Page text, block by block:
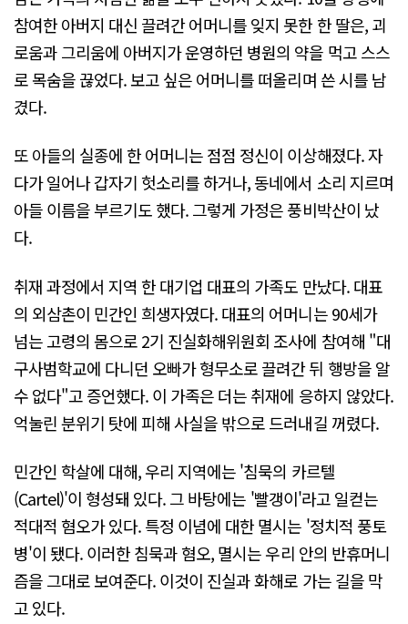
참여한 아버지 대신 끌려간 어머니를 잊지 못한 한 딸은, 괴
로움과 그리움에 아버지가 운영하던 병원의 약을 먹고 스스
로 목숨을 끊었다. 보고 싶은 어머니를 떠올리며 쓴 시를 남
겼다.
또 아들의 실종에 한 어머니는 점점 정신이 이상해졌다. 자
다가 일어나 갑자기 헛소리를 하거나, 동네에서 소리 지르며
아들 이름을 부르기도 했다. 그렇게 가정은 풍비박산이 났
다.
취재 과정에서 지역 한 대기업 대표의 가족도 만났다. 대표
의 외삼촌이 민간인 희생자였다. 대표의 어머니는 90세가
넘는 고령의 몸으로 2기 진실화해위원회 조사에 참여해 "대
구사범학교에 다니던 오빠가 형무소로 끌려간 뒤 행방을 알
수 없다"고 증언했다. 이 가족은 더는 취재에 응하지 않았다.
억눌린 분위기 탓에 피해 사실을 밖으로 드러내길 꺼렸다.
민간인 학살에 대해, 우리 지역에는 '침묵의 카르텔
(Cartel)'이 형성돼 있다. 그 바탕에는 '빨갱이'라고 일컫는
적대적 혐오가 있다. 특정 이념에 대한 멸시는 '정치적 풍토
병'이 됐다. 이러한 침묵과 혐오, 멸시는 우리 안의 반휴머니
즘을 그대로 보여준다. 이것이 진실과 화해로 가는 길을 막
고 있다.